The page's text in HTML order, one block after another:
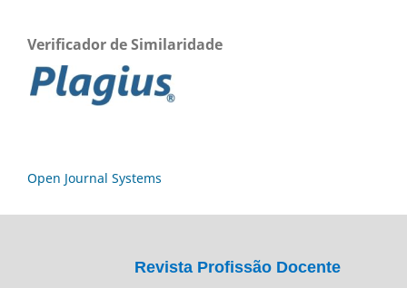
Verificador de Similaridade
Open Journal Systems
Revista Profissão Docente